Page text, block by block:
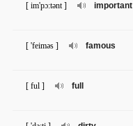
important
[ im'pɔ:tənt ]
famous
[ 'feiməs ]
full
[ ful ]